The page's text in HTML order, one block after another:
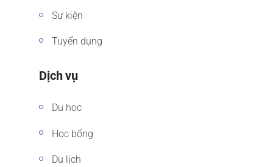
Sự kiện
Tuyển dụng
Dịch vụ
Du học
Học bổng
Du lịch